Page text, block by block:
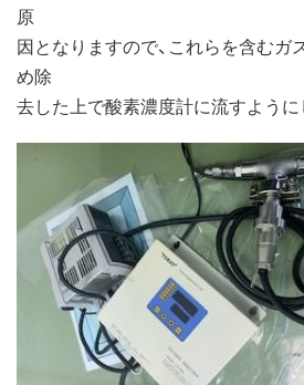
原
因となりますので、これらを含むガ
め除
去した上で酸素濃度計に流すように